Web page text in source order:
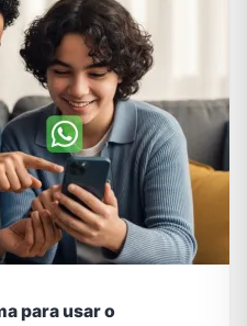
para usar o